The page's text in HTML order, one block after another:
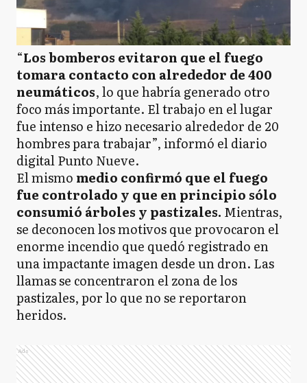
“Los bomberos evitaron que el fuego
tomara contacto con alrededor de 400
neumáticos, lo que habría generado otro
foco más importante. El trabajo en el lugar
fue intenso e hizo necesario alrededor de 20
hombres para trabajar”, informó el diario
digital Punto Nueve.
El mismo medio confirmó que el fuego
fue controlado y que en principio sólo
consumió árboles y pastizales. Mientras,
se deconocen los motivos que provocaron el
enorme incendio que quedó registrado en
una impactante imagen desde un dron. Las
llamas se concentraron el zona de los
pastizales, por lo que no se reportaron
heridos.
Ads